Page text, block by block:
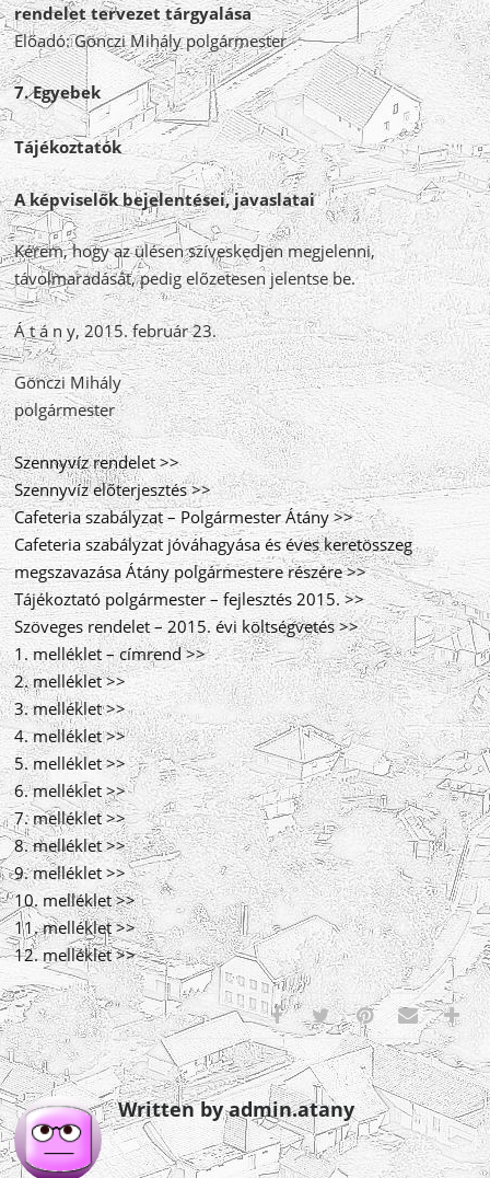
rendelet tervezet tárgyalása
Előadó: Gönczi Mihály polgármester
7. Egyebek
Tájékoztatók
A képviselők bejelentései, javaslatai
Kérem, hogy az ülésen szíveskedjen megjelenni,
távolmaradását, pedig előzetesen jelentse be.
Á t á n y, 2015. február 23.
Gönczi Mihály
polgármester
Szennyvíz rendelet >>
Szennyvíz előterjesztés >>
Cafeteria szabályzat – Polgármester Átány >>
Cafeteria szabályzat jóváhagyása és éves keretösszeg
megszavazása Átány polgármestere részére >>
Tájékoztató polgármester – fejlesztés 2015. >>
Szöveges rendelet – 2015. évi költségvetés >>
1. melléklet – címrend >>
2. melléklet >>
3. melléklet >>
4. melléklet >>
5. melléklet >>
6. melléklet >>
7. melléklet >>
8. melléklet >>
9. melléklet >>
10. melléklet >>
11. melléklet >>
12. melléklet >>
Written by admin.atany